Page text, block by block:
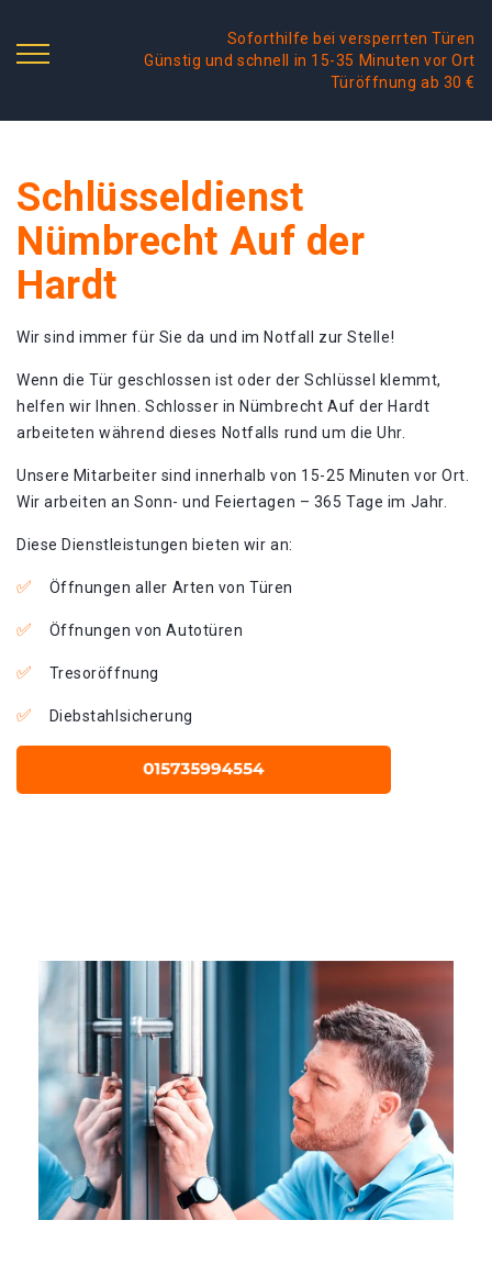
Soforthilfe bei versperrten Türen
Günstig und schnell in 15-35 Minuten vor Ort
Türöffnung ab 30 €
Schlüsseldienst
Nümbrecht Auf der
Hardt
Wir sind immer für Sie da und im Notfall zur Stelle!
Wenn die Tür geschlossen ist oder der Schlüssel klemmt,
helfen wir Ihnen. Schlosser in Nümbrecht Auf der Hardt
arbeiteten während dieses Notfalls rund um die Uhr.
Unsere Mitarbeiter sind innerhalb von 15-25 Minuten vor Ort.
Wir arbeiten an Sonn- und Feiertagen – 365 Tage im Jahr.
Diese Dienstleistungen bieten wir an:
Öffnungen aller Arten von Türen
Öffnungen von Autotüren
Tresoröffnung
Diebstahlsicherung